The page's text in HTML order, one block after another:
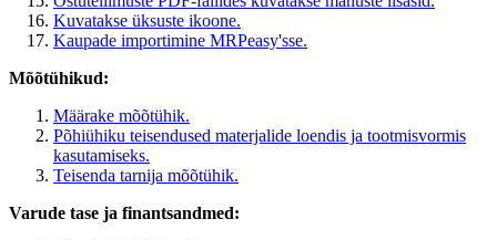
Kuvatakse üksuste ikoone.
Kaupade importimine MRPeasy'sse.
Mõõtühikud:
Määrake mõõtühik.
Põhiühiku teisendused materjalide loendis ja tootmisvormis
kasutamiseks.
Teisenda tarnija mõõtühik.
Varude tase ja finantsandmed: